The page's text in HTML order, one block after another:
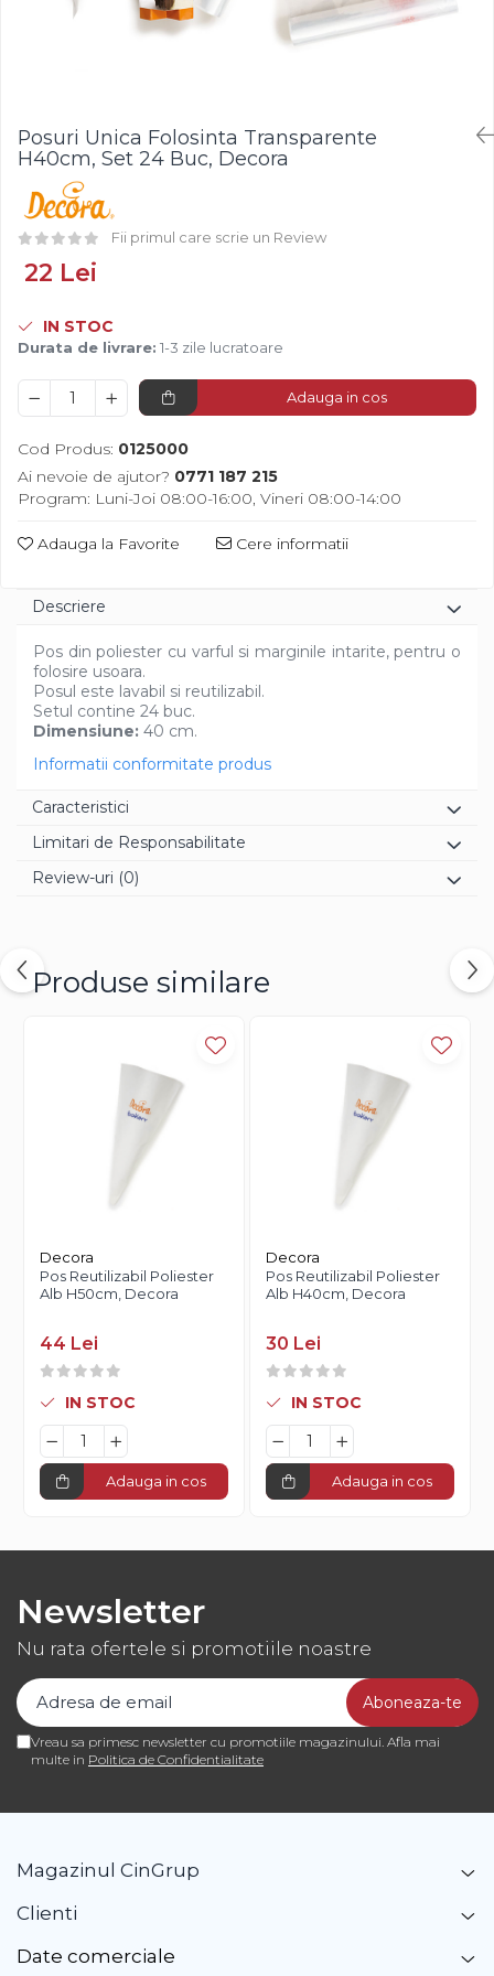
Alune de Padure
Compot si Cocktail
Aroma Vanilie
Aroma Rom
Aroma Lamaie
Isomalt
Lapte Condensat
Spray Antilipire Tavi
Diverse
Creme de Fructe
Bastonase Lemn
Posuri Unica Folosinta Transparente
H40cm, Set 24 Buc, Decora
Fii primul care scrie un Review
22 Lei
IN STOC
Durata de livrare: 1-3 zile lucratoare
Adauga in cos
Cod Produs: 0125000
Ai nevoie de ajutor? 0771 187 215
Program: Luni-Joi 08:00-16:00, Vineri 08:00-14:00
Adauga la Favorite Cere informatii
Descriere
Pos din poliester cu varful si marginile intarite, pentru o
folosire usoara.
Posul este lavabil si reutilizabil.
Setul contine 24 buc.
Dimensiune: 40 cm.
Informatii conformitate produs
Caracteristici
Limitari de Responsabilitate
Review-uri (0)
Produse similare
Decora
Pos Reutilizabil Poliester
Alb H50cm, Decora
44 Lei
IN STOC
Adauga in cos
Decora
Pos Reutilizabil Poliester
Alb H40cm, Decora
30 Lei
IN STOC
Adauga in cos
Newsletter
Nu rata ofertele si promotiile noastre
Vreau sa primesc newsletter cu promotiile magazinului. Afla mai
multe in Politica de Confidentialitate
Magazinul CinGrup
Clienti
Date comerciale